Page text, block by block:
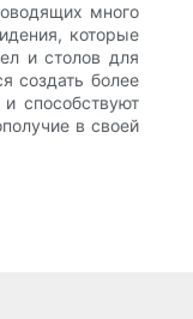
много
которые
и столов для
создать более
способствуют
в своей